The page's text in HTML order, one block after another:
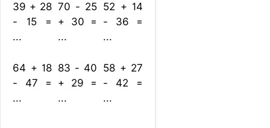
39 + 28
- 15 =
...
70 - 25
+ 30 =
...
52 + 14
- 36 =
...
64 + 18
- 47 =
...
83 - 40
+ 29 =
...
58 + 27
- 42 =
...